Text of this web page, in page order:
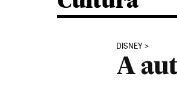
DISNEY
A